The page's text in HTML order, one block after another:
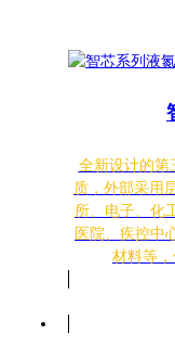
全新设计的第
质，外部采用
所、电子、化
医院、疾控中
材料等，